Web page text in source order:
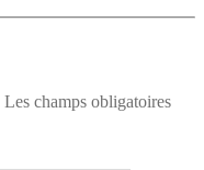
Les champs obligatoires